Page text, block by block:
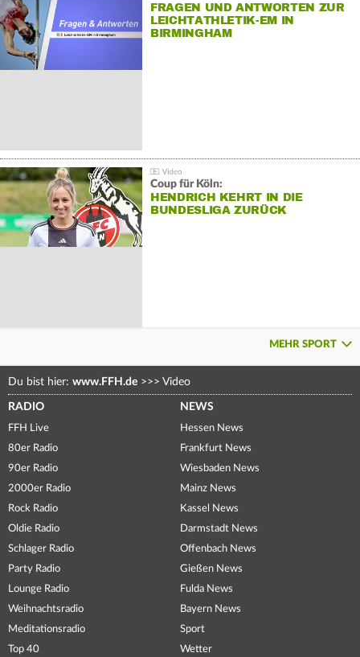
FRAGEN UND ANTWORTEN ZUR
LEICHTATHLETIK-EM IN
BIRMINGHAM
Coup für Köln:
HENDRICH KEHRT IN DIE
BUNDESLIGA ZURÜCK
MEHR SPORT
Du bist hier: www.FFH.de >>> Video
RADIO
FFH Live
80er Radio
90er Radio
2000er Radio
Rock Radio
Oldie Radio
Schlager Radio
Party Radio
Lounge Radio
Weihnachtsradio
Meditationsradio
Top 40
NEWS
Hessen News
Frankfurt News
Wiesbaden News
Mainz News
Kassel News
Darmstadt News
Offenbach News
Gießen News
Fulda News
Bayern News
Sport
Wetter